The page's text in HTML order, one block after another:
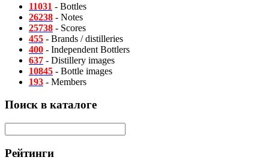
11031 - Bottles
26238 - Notes
25738 - Scores
455 - Brands / distilleries
400 - Independent Bottlers
637 - Distillery images
10845 - Bottle images
193 - Members
Поиск в каталоге
Рейтинги